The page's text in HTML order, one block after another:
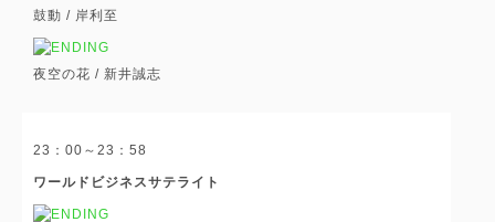
鼓動 / 岸利至
夜空の花 / 新井誠志
23：00～23：58
ワールドビジネスサテライト